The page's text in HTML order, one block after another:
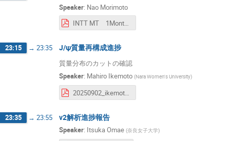
Speaker: Nao Morimoto
INTT MT 1Month Aug.pdf
23:15 → 23:35 J/ψ質量再構成進捗
質量分布のカットの確認
Speaker: Mahiro Ikemoto (Nara Women's University)
20250902_ikemoto_INTTJPMT.pdf
23:35 → 23:55 v2解析進捗報告
Speaker: Itsuka Omae (奈良女子大学)